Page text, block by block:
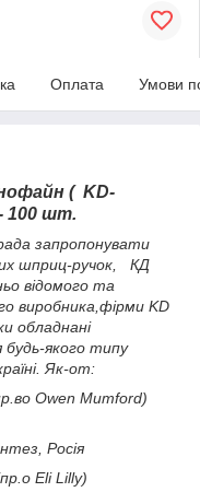
Оплата Умови
( KD-
100 шт.
запропонувати
шприц-ручок, КД
відомого та
виробника,фірми KD
обладнані
будь-якого типу
Як-от:
Owen Mumford)
Росія
Eli Lilly)